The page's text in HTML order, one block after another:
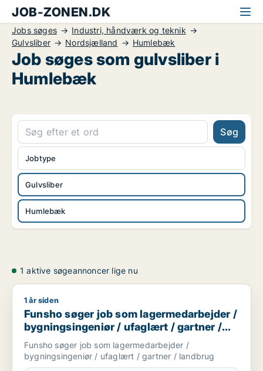
JOB-ZONEN.DK
Jobs søges
Industri, håndværk og teknik
Gulvsliber
Nordsjælland Humlebæk
Job søges som gulvsliber i
Humlebæk
Søg
Gulvsliber
Humlebæk
Jobtype
1 aktive søgeannoncer lige nu
Funsho søger job som lagermedarbejder /
1 år siden
Funsho søger job som lagermedarbejder /
bygningsingeniør / ufaglært / gartner /
landbrug
Funsho søger job som lagermedarbejder /
bygningsingeniør / ufaglært / gartner / landbrug